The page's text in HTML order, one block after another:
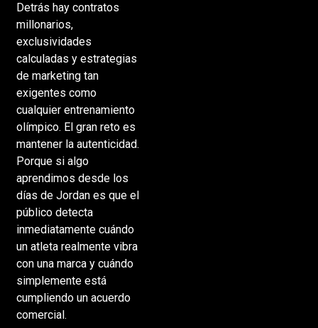
Detrás hay contratos
millonarios,
exclusividades
calculadas y estrategias
de marketing tan
exigentes como
cualquier entrenamiento
olímpico. El gran reto es
mantener la autenticidad.
Porque si algo
aprendimos desde los
días de Jordan es que el
público detecta
inmediatamente cuándo
un atleta realmente vibra
con una marca y cuándo
simplemente está
cumpliendo un acuerdo
comercial.